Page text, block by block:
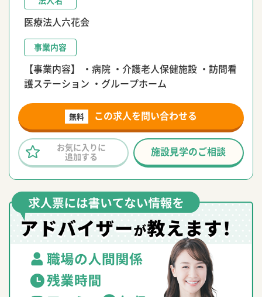
医療法人六花会
事業内容
【事業内容】 ・病院 ・介護老人保健施設 ・訪問看
護ステーション ・グループホーム
無料 この求人を問い合わせる
施設見学のご相談
お気に入りに
追加する